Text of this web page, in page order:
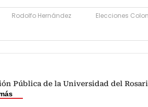
Rodolfo Hernández
Elecciones
Pública de la Universidad del